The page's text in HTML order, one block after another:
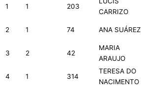
1 1 203
CARRIZO
2 1 74 ANA SUÁREZ
3 2 42
MARIA
ARAUJO
4 1 314
TERESA DO
NACIMENTO